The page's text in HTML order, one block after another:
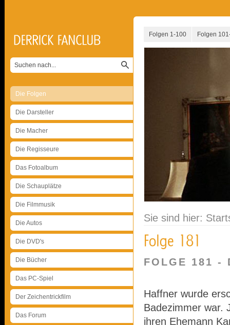
Die Folgen
Die Darsteller
Die Macher
Die Regisseure
Das Fotoalbum
Die Schauplätze
Die Filmmusik
Die Autos
Die DVD's
Die Bücher
Das PC-Spiel
Der Zeichentrickfilm
Das Forum
Folgen 1-100 Folgen
Sie sind hier:
FOLGE 181 -
Haffner wurde
Badezimmer war.
ihren Ehemann